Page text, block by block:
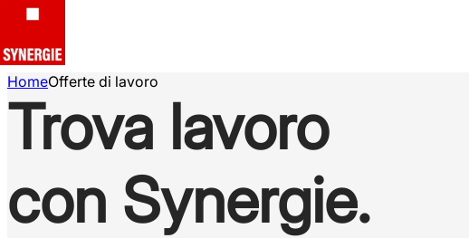
HomeOfferte di lavoro
Trova lavoro
con Synergie.